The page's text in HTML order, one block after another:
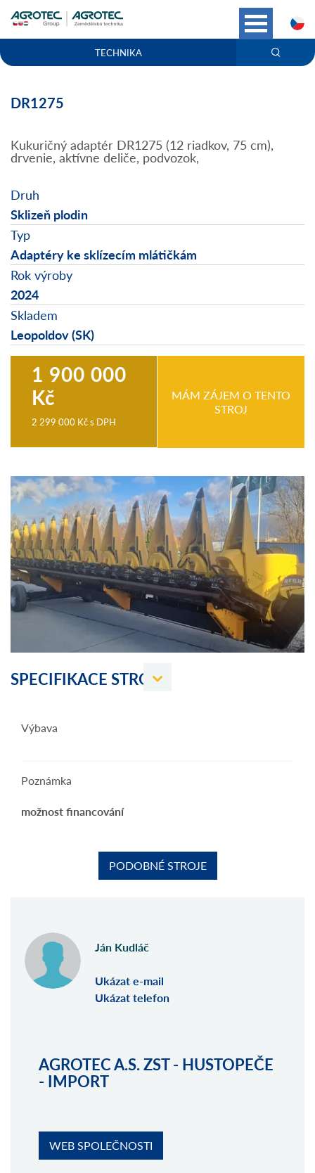
TECHNIKA
DR1275
Kukuričný adaptér DR1275 (12 riadkov, 75 cm),
drvenie, aktívne deliče, podvozok,
Druh
Sklizeň plodin
Typ
Adaptéry ke sklízecím mlátičkám
Rok výroby
2024
Skladem
Leopoldov (SK)
1 900 000
Kč
2 299 000 Kčs DPH
MÁM ZÁJEM O TENTO
STROJ
SPECIFIKACE STROJE
Výbava
Poznámka
možnost financování
PODOBNÉ STROJE
Ján Kudláč
Ukázat e-mail
Ukázat telefon
AGROTEC A.S. ZST - HUSTOPEČE
- IMPORT
WEB SPOLEČNOSTI